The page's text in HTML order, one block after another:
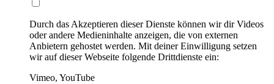
Durch das Akzeptieren dieser Dienste können wir dir Videos
oder andere Medieninhalte anzeigen, die von externen
Anbietern gehostet werden. Mit deiner Einwilligung setzen
wir auf dieser Webseite folgende Drittdienste ein:
Vimeo, YouTube